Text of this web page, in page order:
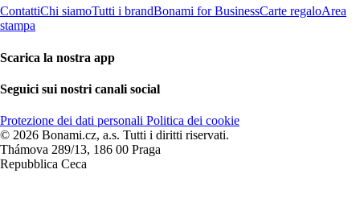
ContattiChi siamoTutti i brandBonami for BusinessCarte regaloArea
stampa
Scarica la nostra app
Seguici sui nostri canali social
Protezione dei dati personali Politica dei cookie
© 2026 Bonami.cz, a.s. Tutti i diritti riservati.
Thámova 289/13, 186 00 Praga
Repubblica Ceca